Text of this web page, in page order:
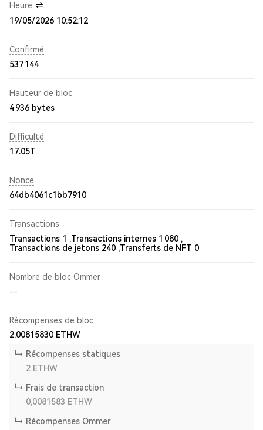
Heure
19/05/2026 10:52:12
Confirmé
537 144
Hauteur de bloc
4 936 bytes
Difficulté
17.05T
Nonce
64db4061c1bb7910
Transactions
Transactions 1 ,Transactions internes 1 080 ,
Transactions de jetons 240 ,Transferts de NFT 0
Nombre de bloc Ommer
--
Récompenses de bloc
2,00815830 ETHW
Récompenses statiques
2 ETHW
Frais de transaction
0,0081583 ETHW
Récompenses Ommer